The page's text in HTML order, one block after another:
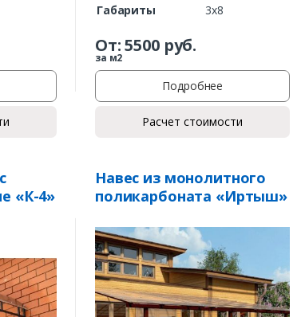
Габариты
3х8
От:5500руб.
за м2
Подробнее
Расчет стоимости
«К-4»
Навес из монолитного
поликарбоната «Иртыш»